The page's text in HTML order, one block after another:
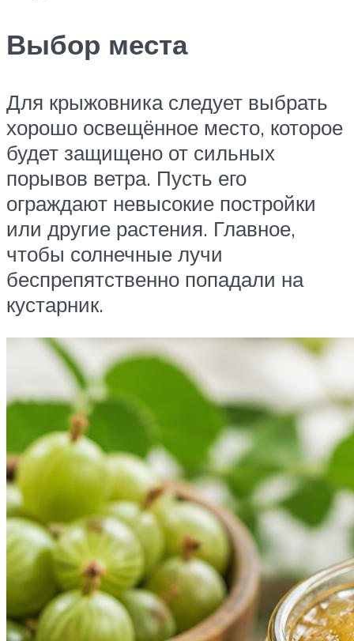
Выбор места
Для крыжовника следует выбрать
хорошо освещённое место, которое
будет защищено от сильных
порывов ветра. Пусть его
ограждают невысокие постройки
или другие растения. Главное,
чтобы солнечные лучи
беспрепятственно попадали на
кустарник.